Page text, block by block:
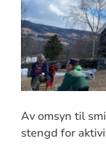
Av omsyn til
stengd for